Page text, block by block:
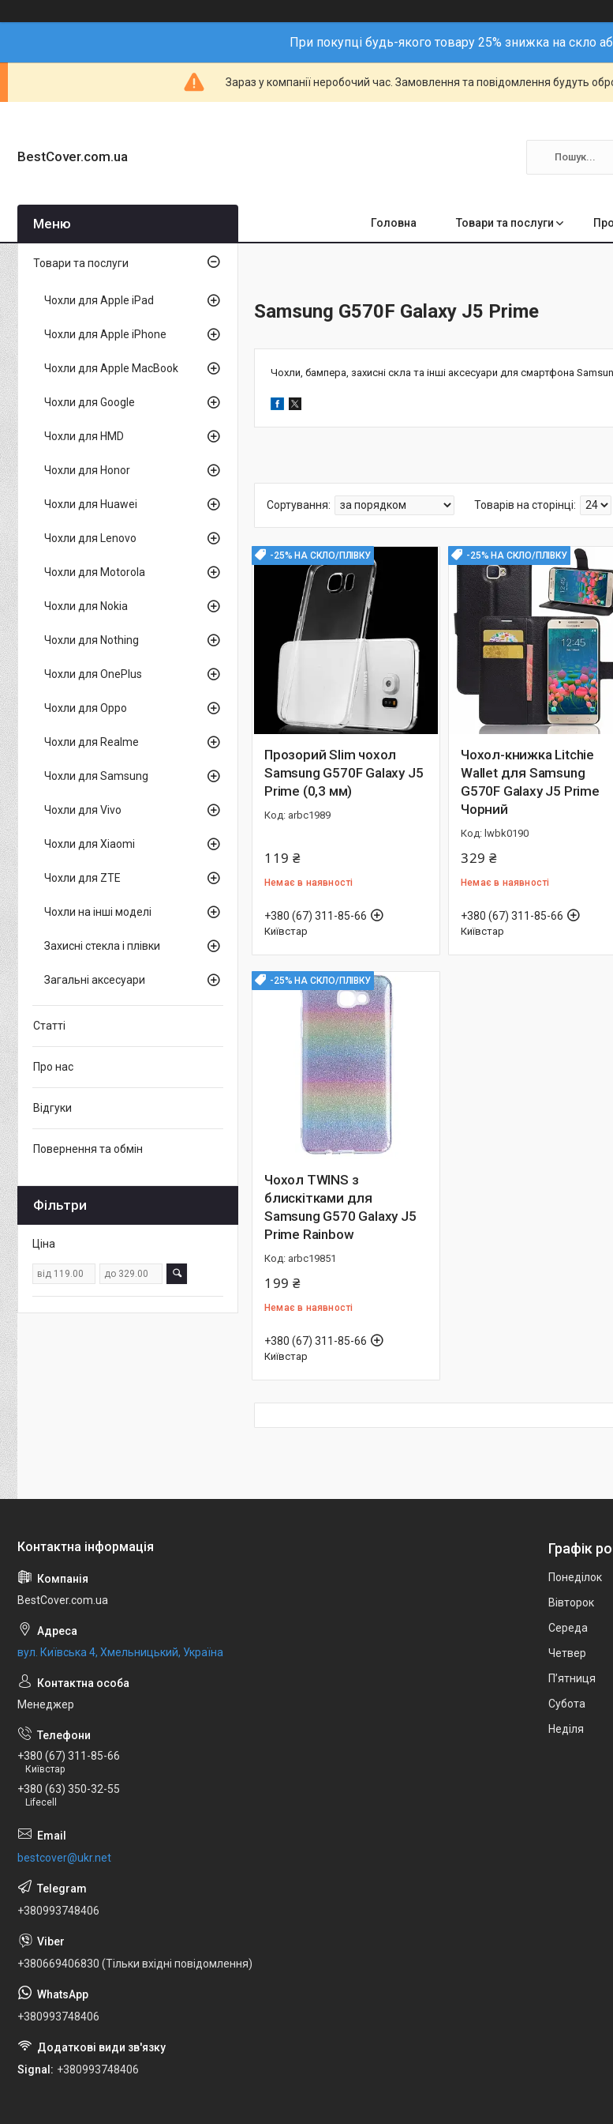
При покупці будь-якого товару 25% знижка на скло
Зараз у компанії неробочий час. Замовлення та повідомлення будуть
BestCover.com.ua
Головна Товари та послуги
Samsung G570F Galaxy J5 Prime
Чохли, бампера, захисні скла та інші аксесуари для смартфона
-25% НА СКЛО/ПЛІВКУ
Прозорий Slim чохол
Samsung G570F Galaxy J5
Prime (0,3 мм)
arbc1989
119 ₴
Немає в наявності
+380 (67) 311-85-66
Київстар
-25% НА СКЛО/ПЛІВКУ
Чохол-книжка Litchie
Wallet для Samsung
G570F Galaxy J5 Prime
Чорний
lwbk0190
329 ₴
Немає в наявності
+380 (67) 311-85-66
Київстар
-25% НА СКЛО/ПЛІВКУ
Чохол TWINS з
блискітками для
Samsung G570 Galaxy J5
Prime Rainbow
arbc19851
199 ₴
Немає в наявності
+380 (67) 311-85-66
Київстар
Товари та послуги
Чохли для Apple iPad
Чохли для Apple iPhone
Чохли для Apple MacBook
Чохли для Google
Чохли для HMD
Чохли для Honor
Чохли для Huawei
Чохли для Lenovo
Чохли для Motorola
Чохли для Nokia
Чохли для Nothing
Чохли для OnePlus
Чохли для Oppo
Чохли для Realme
Чохли для Samsung
Чохли для Vivo
Чохли для Xiaomi
Чохли для ZTE
Чохли на інші моделі
Захисні стекла і плівки
Загальні аксесуари
Статті
Про нас
Відгуки
Повернення та обмін
Фільтри
Ціна
BestCover.com.ua
вул. Київська 4, Хмельницький, Україна
Менеджер
+380 (67) 311-85-66
Київстар
+380 (63) 350-32-55
Lifecell
bestcover@ukr.net
+380993748406
+380669406830 (Тільки вхідні повідомлення)
+380993748406
Signal +380993748406
Графік
Понеділок
Вівторок
Середа
Четвер
Пʼятниця
Субота
Неділя